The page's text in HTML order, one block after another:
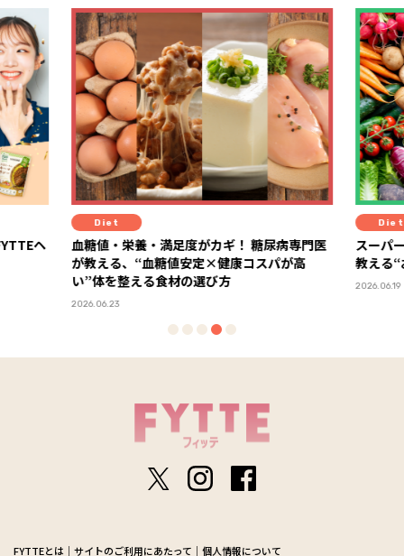
糖尿病専門医
コスパが高
スーパーの棚でもう迷わない！ 管理栄養士が
教える“おいしさ×健康コスパ”食材の選び方
2026.06.19
FYTTEとは サイトのご利用にあたって 個人情報について